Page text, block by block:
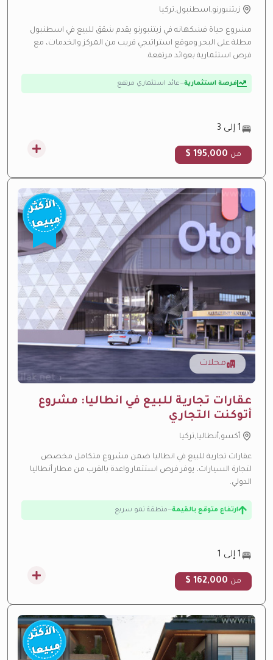
زيتنبورنو,اسطنبول,تركيا
مشروع حياة فشكهانه في زيتنبورنو يقدم شقق للبيع في اسطنبول
مطلة على البحر وموقع استراتيجي قريب من المركز والخدمات، مع
فرص استثمارية بعوائد مرتفعة.
عائد إيجاري مرتفع — عائد استثماري مرتفع من الإيجار
لجميع الجنسيات— تملك حر مفتوح
تحت الإنشاء—تحت الإنشاء حالياً
فرصة استثمارية—عائد استثماري مرتفع
1 إلى 3
من 195,000 $
الأكثر
مبيعا
محلات
عقارات تجارية للبيع في انطاليا: مشروع
أتوكنت التجاري
أكسو,أنطاليا,تركيا
عقارات تجارية للبيع في انطاليا ضمن مشروع متكامل مخصص
لتجارة السيارات، يوفر فرص استثمار واعدة بالقرب من مطار أنطاليا
الدولي.
ارتفاع متوقع بالقيمة—منطقة نمو سريع
تحت الإنشاء
1 إلى 1
من 162,000 $
الأكثر
مبيعا